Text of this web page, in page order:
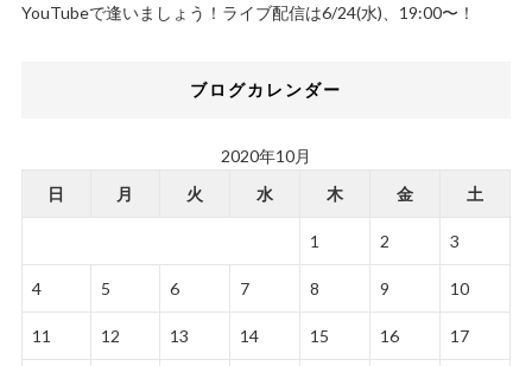
YouTubeで逢いましょう！ライブ配信は6/24(水)、19:00〜！
ブログカレンダー
2020年10月
日
月 火 水 木 金 土
1 2 3
4 5 6 7 8 9 10
11 12 13 14 15 16 17